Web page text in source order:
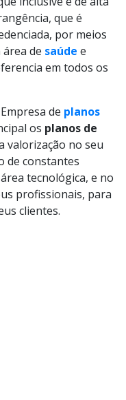
que é
por meios
de saúde e
em todos os
de planos
os planos de
valorização no seu
de constantes
tecnológica, e no
profissionais, para
clientes.